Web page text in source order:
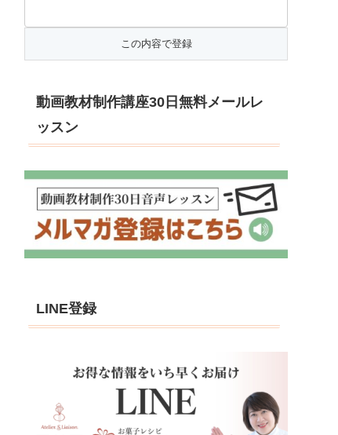
動画教材制作講座30日無料メールレ
ッスン
LINE登録